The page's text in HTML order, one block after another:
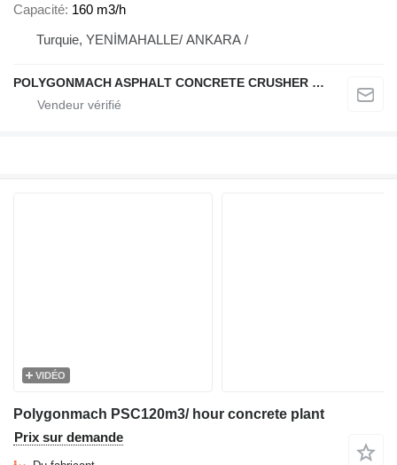
Capacité 160 m3/h
Turquie, YENİMAHALLE/ ANKARA /
POLYGONMACH ASPHALT CONCRETE CRUSHER SYSTEMS
VIDÉO
Polygonmach PSC120m3/ hour concrete plant
Prix sur demande